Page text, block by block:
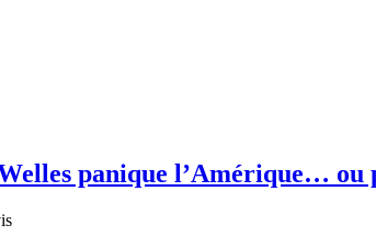
panique l’Amérique… ou